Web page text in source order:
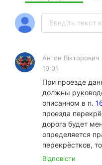
Антон Вікторович
19:01
При проезде
должны
описанном в п.
проезда
дорога будет
определяется
перекрёстков,
Відповісти